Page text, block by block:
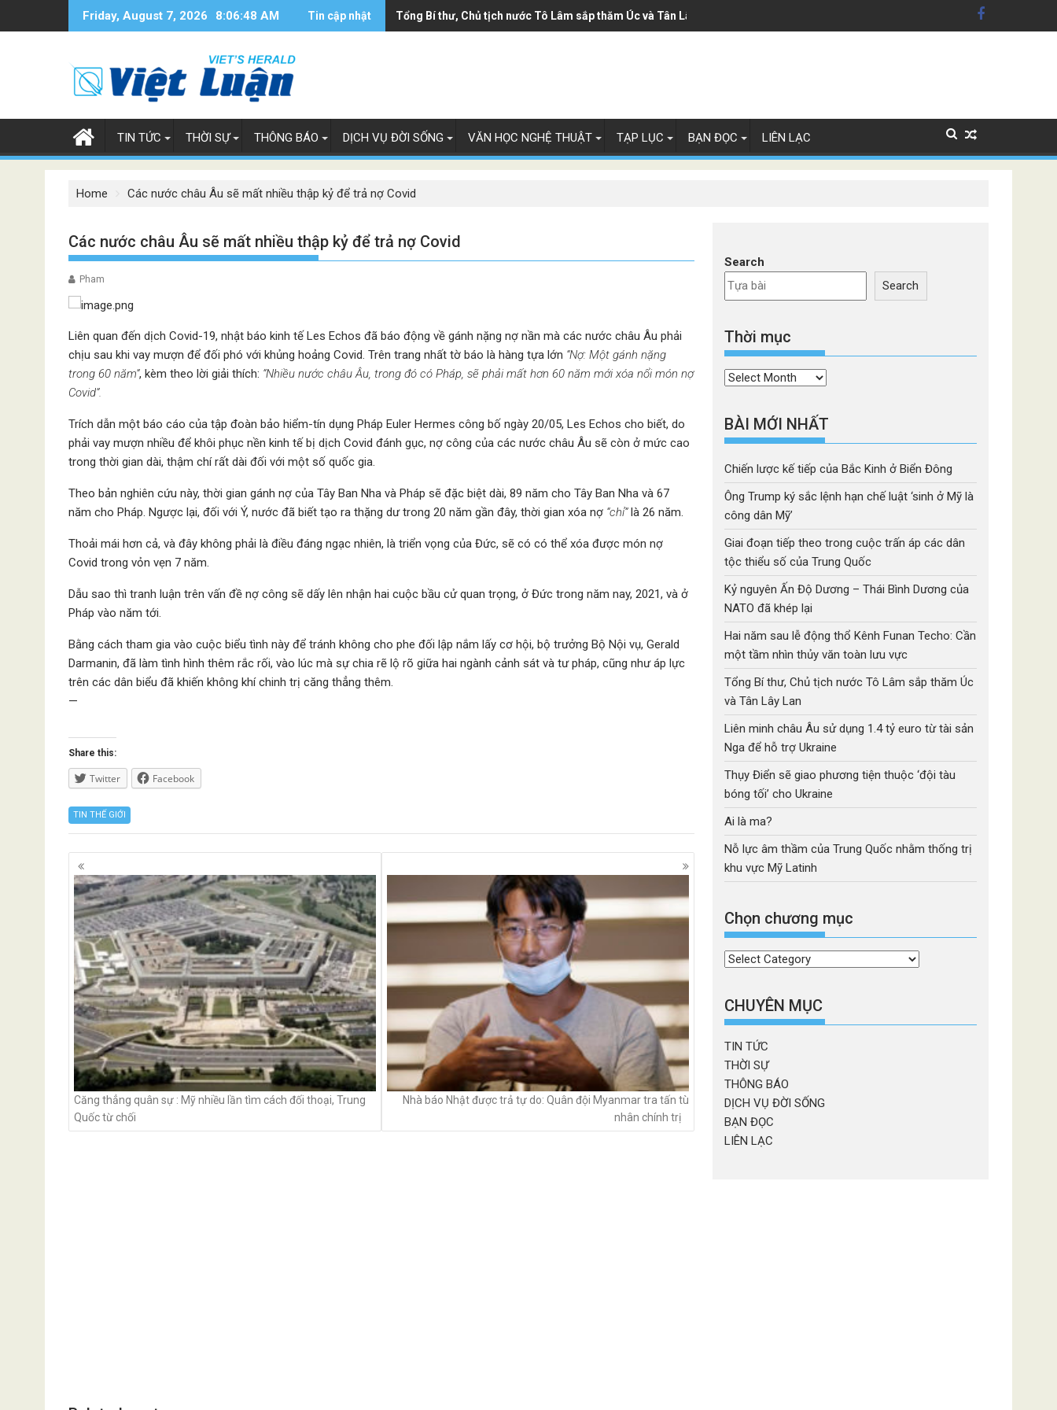
Friday, August 7, 2026 8:06:49 AM Tin cập nhật Tổng Bí thư, Chủ tịch nước Tô Lâm sắp thăm Úc và Tân Lây Lan
TIN TỨC THỜI SỰ THÔNG BÁO DỊCH VỤ ĐỜI SỐNG VĂN HỌC NGHỆ THUẬT TẠP LỤC BẠN ĐỌC LIÊN LẠC
Home Các nước châu Âu sẽ mất nhiều thập kỷ để trả nợ Covid
Các nước châu Âu sẽ mất nhiều thập kỷ để trả nợ Covid
Pham
Liên quan đến dịch Covid-19, nhật báo kinh tế Les Echos đã báo động về gánh nặng nợ nần mà các nước châu Âu phải
chịu sau khi vay mượn để đối phó với khủng hoảng Covid. Trên trang nhất tờ báo là hàng tựa lớn “Nợ: Một gánh nặng
trong 60 năm”, kèm theo lời giải thích: “Nhiều nước châu Âu, trong đó có Pháp, sẽ phải mất hơn 60 năm mới xóa nổi món nợ
Covid”.
Trích dẫn một báo cáo của tập đoàn bảo hiểm-tín dụng Pháp Euler Hermes công bố ngày 20/05, Les Echos cho biết, do
phải vay mượn nhiều để khôi phục nền kinh tế bị dịch Covid đánh gục, nợ công của các nước châu Âu sẽ còn ở mức cao
trong thời gian dài, thậm chí rất dài đối với một số quốc gia.
Theo bản nghiên cứu này, thời gian gánh nợ của Tây Ban Nha và Pháp sẽ đặc biệt dài, 89 năm cho Tây Ban Nha và 67
năm cho Pháp. Ngược lại, đối với Ý, nước đã biết tạo ra thặng dư trong 20 năm gần đây, thời gian xóa nợ “chỉ”là 26 năm.
Thoải mái hơn cả, và đây không phải là điều đáng ngạc nhiên, là triển vọng của Đức, sẽ có có thể xóa được món nợ
Covid trong vỏn vẹn 7 năm.
Dẫu sao thì tranh luận trên vấn đề nợ công sẽ dấy lên nhận hai cuộc bầu cử quan trọng, ở Đức trong năm nay, 2021, và ở
Pháp vào năm tới.
Bằng cách tham gia vào cuộc biểu tình này để tránh không cho phe đối lập nắm lấy cơ hội, bộ trưởng Bộ Nội vụ, Gerald
Darmanin, đã làm tình hình thêm rắc rối, vào lúc mà sự chia rẽ lộ rõ giữa hai ngành cảnh sát và tư pháp, cũng như áp lực
trên các dân biểu đã khiến không khí chinh trị căng thẳng thêm.
—
Share this:
Twitter Facebook
TIN THẾ GIỚI
Posts
navigation
Căng thẳng quân sự : Mỹ nhiều lần tìm cách đối thoại, Trung
Quốc từ chối
Nhà báo Nhật được trả tự do: Quân đội Myanmar tra tấn tù
nhân chính trị
Search
Search
Thời mục
Thời
BÀI MỚI NHẤT
Chiến lược kế tiếp của Bắc Kinh ở Biển Đông
Ông Trump ký sắc lệnh hạn chế luật ‘sinh ở Mỹ là
công dân Mỹ’
Giai đoạn tiếp theo trong cuộc trấn áp các dân
tộc thiểu số của Trung Quốc
Kỷ nguyên Ấn Độ Dương – Thái Bình Dương của
NATO đã khép lại
Hai năm sau lễ động thổ Kênh Funan Techo: Cần
một tầm nhìn thủy văn toàn lưu vực
Tổng Bí thư, Chủ tịch nước Tô Lâm sắp thăm Úc
và Tân Lây Lan
Liên minh châu Âu sử dụng 1.4 tỷ euro từ tài sản
Nga để hỗ trợ Ukraine
Thụy Điển sẽ giao phương tiện thuộc ‘đội tàu
bóng tối’ cho Ukraine
Ai là ma?
Nỗ lực âm thầm của Trung Quốc nhằm thống trị
khu vực Mỹ Latinh
Chọn chương mục
Chọn
mục
CHUYÊN MỤC
TIN TỨC
THỜI SỰ
THÔNG BÁO
DỊCH VỤ ĐỜI SỐNG
BẠN ĐỌC
LIÊN LẠC